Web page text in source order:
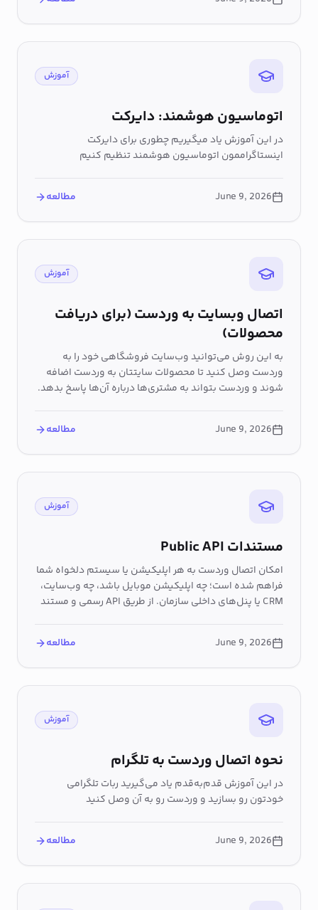
آموزش
اتوماسیون هوشمند: دایرکت
در این آموزش یاد میگیریم چطوری برای دایرکت
اینستاگراممون اتوماسیون هوشمند تنظیم کنیم
June 9, 2026 مطالعه
آموزش
اتصال وبسایت به وردست (برای دریافت
محصولات)
به این روش می‌توانید وب‌سایت فروشگاهی خود را به
وردست وصل کنید تا محصولات سایتتان به‌ وردست اضافه
شوند و وردست بتواند به مشتری‌ها درباره آن‌ها پاسخ بدهد.
June 9, 2026 مطالعه
آموزش
مستندات Public API
امکان اتصال وردست به هر اپلیکیشن یا سیستم دلخواه شما
فراهم شده است؛ چه اپلیکیشن موبایل باشد، چه وب‌سایت،
CRM یا پنل‌های داخلی سازمان. از طریق API رسمی و مستند
دقیق یا خروجی موردنظر خود را دریافت نمایید.
June 9, 2026 مطالعه
آموزش
نحوه اتصال وردست به تلگرام
در این آموزش قدم‌به‌قدم یاد می‌گیرید ربات تلگرامی
خودتون رو بسازید و وردست رو به آن وصل کنید
June 9, 2026 مطالعه